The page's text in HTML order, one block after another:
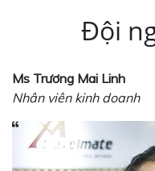
Đội
Ms Trương Mai Linh
Nhân viên kinh doanh